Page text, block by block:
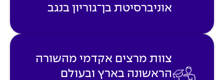
אוניברסיטת בן־גוריון בנגב
צוות מרצים אקדמי מהשורה
הראשונה בארץ ובעולם